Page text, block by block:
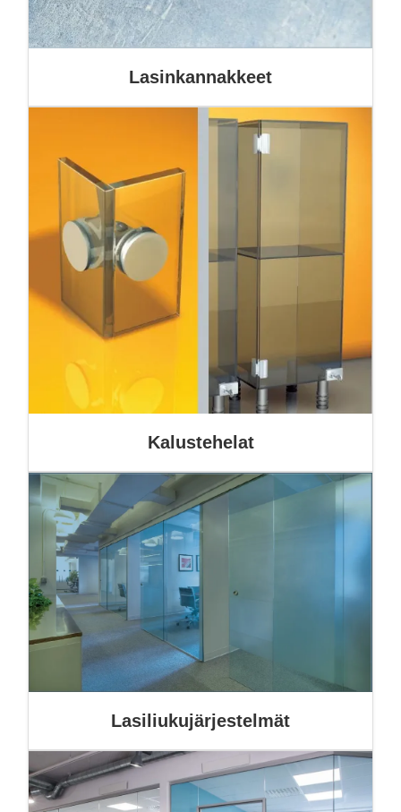
Lasinkannakkeet
Kalustehelat
Lasiliukujärjestelmät